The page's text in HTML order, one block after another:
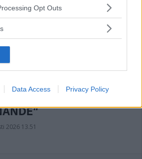
app uses one or more Google
or usage behaviour. You may click to
specified purposes in below Google
Opt Outs
Data Access Privacy Policy
lokalt – nu varnar
2026 15.13
PÅ AL-SKOLAN –
2026 13.51